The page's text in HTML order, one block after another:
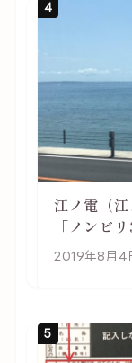
4
江ノ電（
「ノンビ
2019年8月4
5